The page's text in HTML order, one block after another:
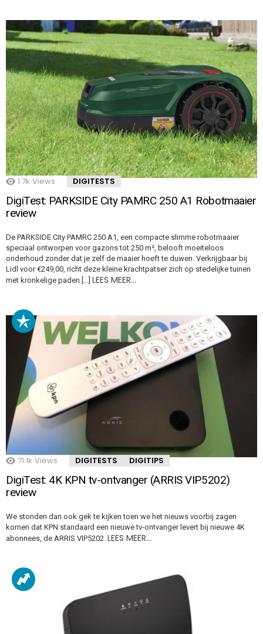
1.7k Views DIGITESTS
DigiTest: PARKSIDE City PAMRC 250 A1 Robotmaaier
review
De PARKSIDE City PAMRC 250 A1, een compacte slimme robotmaaier
speciaal ontworpen voor gazons tot 250 m², belooft moeiteloos
onderhoud zonder dat je zelf de maaier hoeft te duwen. Verkrijgbaar bij
Lidl voor €249,00, richt deze kleine krachtpatser zich op stedelijke tuinen
met kronkelige paden […] LEES MEER…
71.1k Views DIGITESTS DIGITIPS
DigiTest: 4K KPN tv-ontvanger (ARRIS VIP5202)
review
We stonden dan ook gek te kijken toen we het nieuws voorbij zagen
komen dat KPN standaard een nieuwe tv-ontvanger levert bij nieuwe 4K
abonnees, de ARRIS VIP5202. LEES MEER…